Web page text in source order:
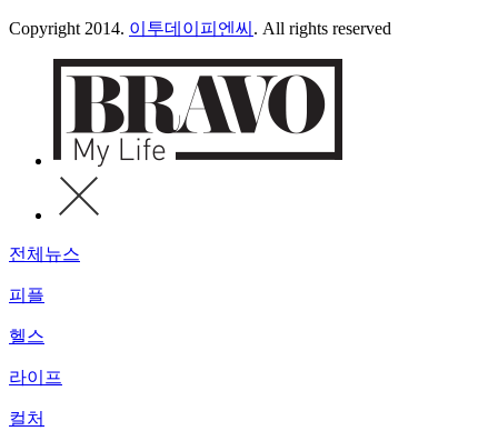
Copyright 2014. 이투데이피엔씨 . All rights reserved
전체뉴스
피플
헬스
라이프
컬처